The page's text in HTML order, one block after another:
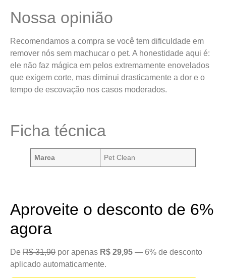
Nossa opinião
Recomendamos a compra se você tem dificuldade em
remover nós sem machucar o pet. A honestidade aqui é:
ele não faz mágica em pelos extremamente enovelados
que exigem corte, mas diminui drasticamente a dor e o
tempo de escovação nos casos moderados.
Ficha técnica
Marca Pet Clean
Aproveite o desconto de 6%
agora
De R$ 31,90 por apenas R$ 29,95 — 6% de desconto
aplicado automaticamente.